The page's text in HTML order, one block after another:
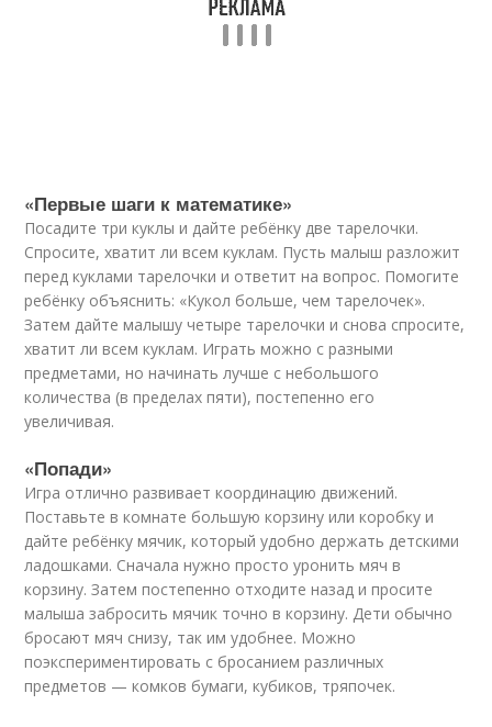
«Первые шаги к математике»
Посадите три куклы и дайте ребёнку две тарелочки.
Спросите, хватит ли всем куклам. Пусть малыш разложит
перед куклами тарелочки и ответит на вопрос. Помогите
ребёнку объяснить: «Кукол больше, чем тарелочек».
Затем дайте малышу четыре тарелочки и снова спросите,
хватит ли всем куклам. Играть можно с разными
предметами, но начинать лучше с небольшого
количества (в пределах пяти), постепенно его
увеличивая.
«Попади»
Игра отлично развивает координацию движений.
Поставьте в комнате большую корзину или коробку и
дайте ребёнку мячик, который удобно держать детскими
ладошками. Сначала нужно просто уронить мяч в
корзину. Затем постепенно отходите назад и просите
малыша забросить мячик точно в корзину. Дети обычно
бросают мяч снизу, так им удобнее. Можно
поэкспериментировать с бросанием различных
предметов — комков бумаги, кубиков, тряпочек.